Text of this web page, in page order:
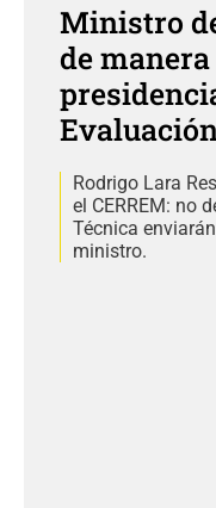
Ministro
de
Rodrigo Lara
el CERREM: no
Técnica
ministro.